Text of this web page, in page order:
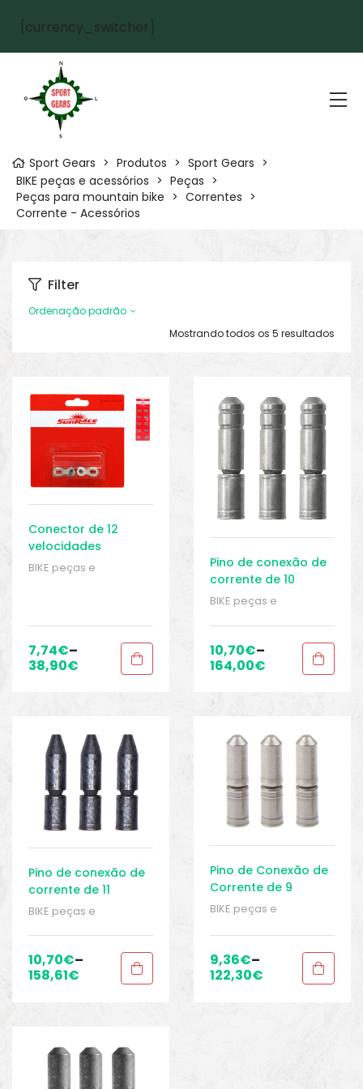
[currency_switcher]
Sport Gears > Produtos > Sport Gears >
BIKE peças e acessórios > Peças >
Peças para mountain bike > Correntes >
Corrente - Acessórios
Filter
Mostrando todos os 5 resultados
Ordenação padrão
Conector de 12
velocidades
SunRace Easy Link
BIKE peças e
mountain bike,Sport
Gears
7,74€–
38,90€
Pino de conexão de
corrente de 10
velocidades
BIKE peças e
Peças,Peças para
mountain bike
Sport
10,70€–
164,00€
Pino de conexão de
corrente de 11
velocidades
BIKE peças e
Peças,Peças para
mountain bike
Sport
10,70€–
158,61€
Pino de Conexão de
Corrente de 9
Velocidades
BIKE peças e
Acessórios,Correntes,
Peças,Peças para
mountain bike
Sport
Gears
9,36€–
122,30€